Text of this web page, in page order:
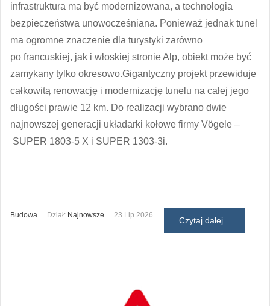
infrastruktura ma być modernizowana, a technologia
bezpieczeństwa unowocześniana. Ponieważ jednak tunel
ma ogromne znaczenie dla turystyki zarówno
po francuskiej, jak i włoskiej stronie Alp, obiekt może być
zamykany tylko okresowo.Gigantyczny projekt przewiduje
całkowitą renowację i modernizację tunelu na całej jego
długości prawie 12 km. Do realizacji wybrano dwie
najnowszej generacji układarki kołowe firmy Vögele –
SUPER 1803-5 X i SUPER 1303-3i.
Budowa Dział: Najnowsze 23 Lip 2026
Czytaj dalej...